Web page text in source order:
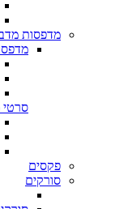
מדפסות
סרטי
פקסים
סורקים